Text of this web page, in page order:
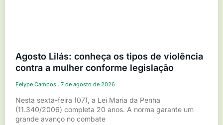
Agosto Lilás: conheça os tipos de violência
contra a mulher conforme legislação
Felype Campos 7 de agosto de 2026
Nesta sexta-feira (07), a Lei Maria da Penha
(11.340/2006) completa 20 anos. A norma garante um
grande avanço no combate